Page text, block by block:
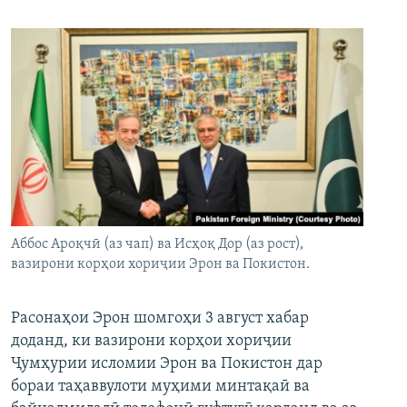
Аббос Ароқчӣ (аз чап) ва Исҳоқ Дор (аз рост),
вазирони корҳои хориҷии Эрон ва Покистон.
Расонаҳои Эрон шомгоҳи 3 август хабар
доданд, ки вазирони корҳои хориҷии
Ҷумҳурии исломии Эрон ва Покистон дар
бораи таҳаввулоти муҳими минтақаӣ ва